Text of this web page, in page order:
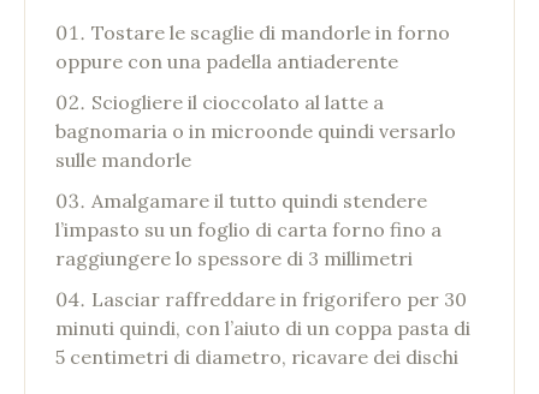
Tostare le scaglie di mandorle in forno
oppure con una padella antiaderente
Sciogliere il cioccolato al latte a
bagnomaria o in microonde quindi versarlo
sulle mandorle
Amalgamare il tutto quindi stendere
l’impasto su un foglio di carta forno fino a
raggiungere lo spessore di 3 millimetri
Lasciar raffreddare in frigorifero per 30
minuti quindi, con l’aiuto di un coppa pasta di
5 centimetri di diametro, ricavare dei dischi